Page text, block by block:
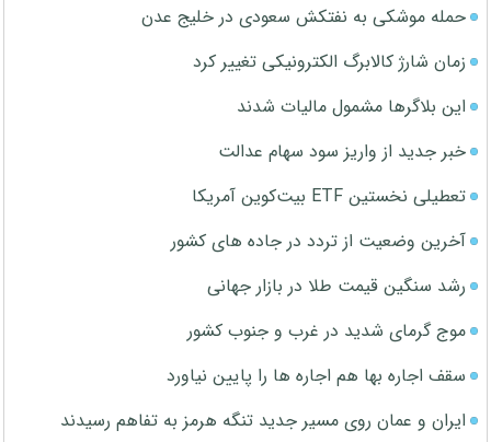
حمله موشکی به نفتکش سعودی در خلیج عدن
زمان شارژ کالابرگ الکترونیکی تغییر کرد
این بلاگرها مشمول مالیات شدند
خبر جدید از واریز سود سهام عدالت
تعطیلی نخستین ETF بیت‌کوین آمریکا
آخرین وضعیت از تردد در جاده های کشور
رشد سنگین قیمت طلا در بازار جهانی
موج گرمای شدید در غرب و جنوب کشور
سقف اجاره بها هم اجاره ها را پایین نیاورد
ایران و عمان روی مسیر جدید تنگه هرمز به تفاهم رسیدند